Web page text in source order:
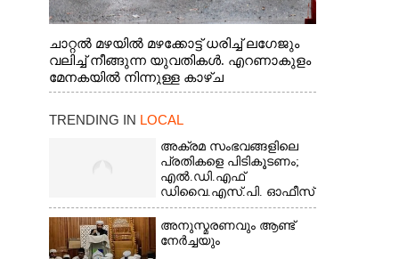
ചാറ്റൽ മഴയിൽ മഴക്കോട്ട് ധരിച്ച് ലഗേജും
വലിച്ച് നീങ്ങുന്ന യുവതികൾ. എറണാകുളം
മേനകയിൽ നിന്നുള്ള കാഴ്ച
TRENDING IN LOCAL
അക്രമ സംഭവങ്ങളിലെ
പ്രതികളെ പിടികൂടണം;
എൽ.ഡി.എഫ്
ഡിവൈ.എസ്.പി. ഓഫീസ്
മാർച്ച്
അനുസ്മരണവും ആണ്ട്
നേർച്ചയും